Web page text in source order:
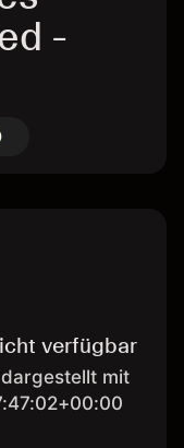
-
verfügbar
mit